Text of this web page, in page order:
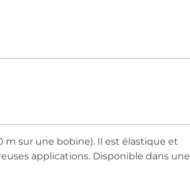
m sur une bobine). Il est élastique et
applications. Disponible dans une